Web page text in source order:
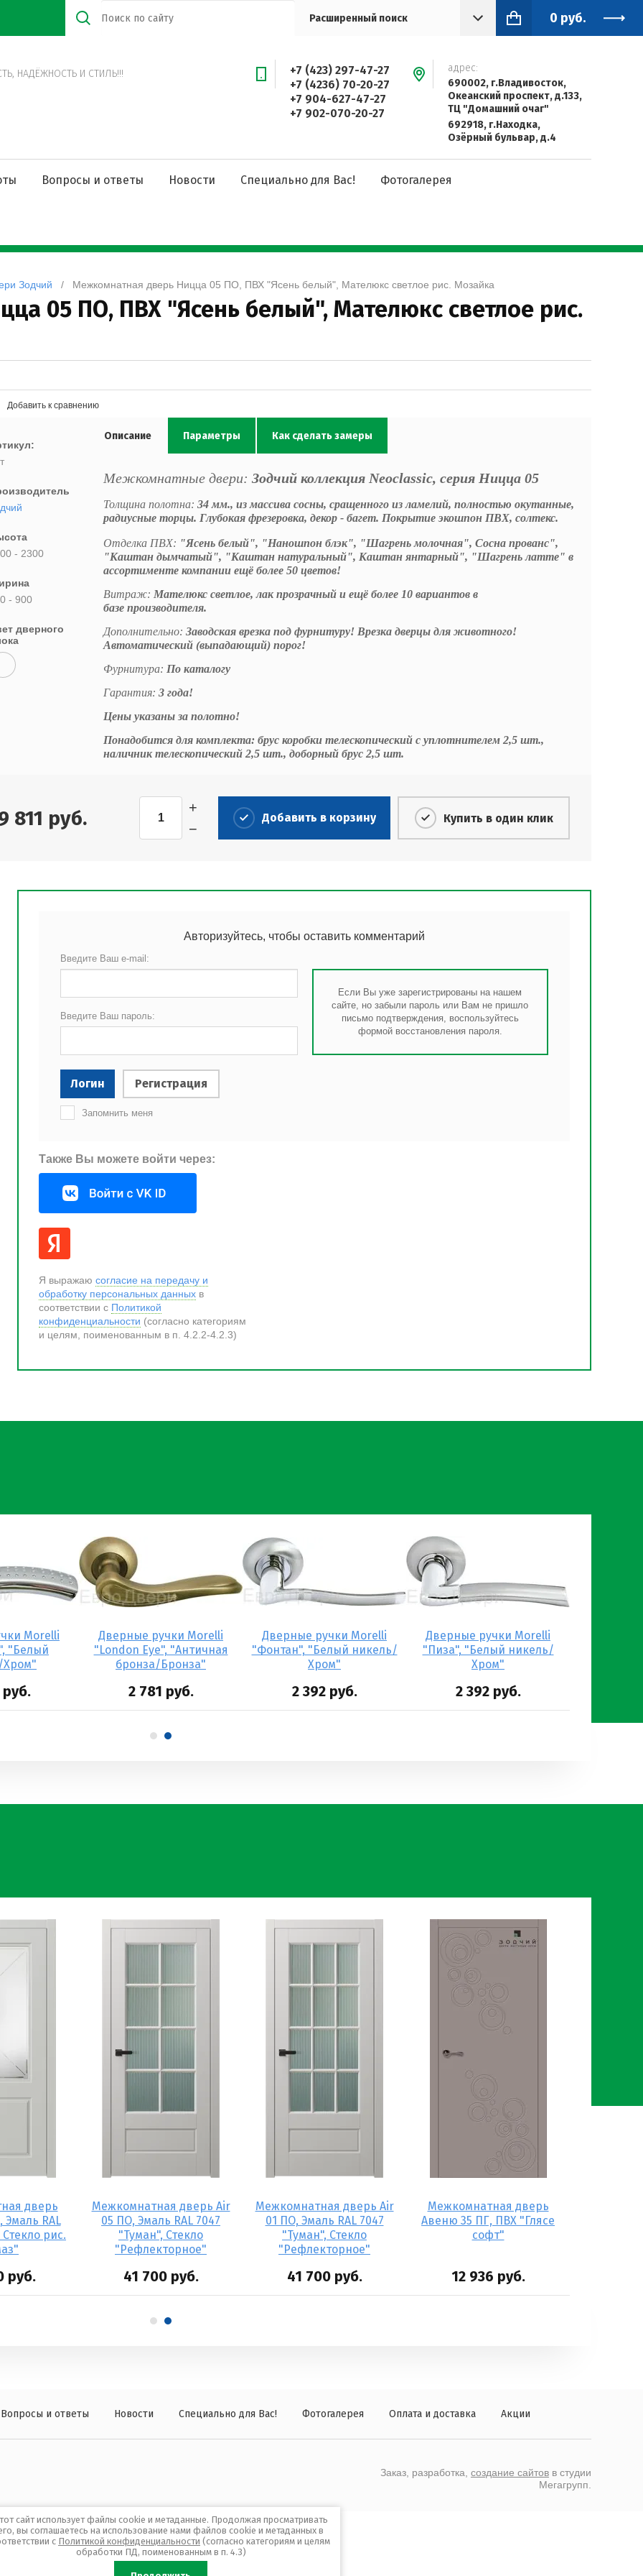
Расширенный поиск 0 руб.
НАДЁЖНОСТЬ И СТИЛЬ!!!
+7 (423) 297-47-27
+7 (4236) 70-20-27
+7 904-627-47-27
+7 902-070-20-27
адрес:
690002, г.Владивосток,
Океанский проспект, д.133,
ТЦ "Домашний очаг"
692918, г.Находка,
Озёрный бульвар, д.4
Вопросы и ответы Новости Специально для Вас! Фотогалерея
Зодчий
   /   Межкомнатная дверь Ницца 05 ПО, ПВХ "Ясень белый", Мателюкс светлое рис. Мозайка
05 ПО, ПВХ "Ясень белый", Мателюкс светлое рис.
Добавить к сравнению
- 2300
- 900
дверного
Описание Параметры Как сделать замеры
Межкомнатные двери: Зодчий коллекция Neoclassic, cерия Ницца 05
Толщина полотна: 34 мм., из массива сосны, сращенного из ламелий, полностью окутанные,
радиусные торцы. Глубокая фрезеровка, декор - багет. Покрытие экошпон ПВХ, солтекс.
Отделка ПВХ: "Ясень белый", "Наношпон блэк", "Шагрень молочная", Сосна прованс",
"Каштан дымчатый", "Каштан натуральный", Каштан янтарный", "Шагрень латте" в
ассортименте компании ещё более 50 цветов!
Витраж: Мателюкс светлое, лак прозрачный и ещё более 10 вариантов в
базе производителя.
Дополнительно: Заводская врезка под фурнитуру! Врезка дверцы для животного!
Автоматический (выпадающий) порог!
Фурнитура: По каталогу
Гарантия: 3 года!
Цены указаны за полотно!
Понадобится для комплекта: брус коробки телескопический с уплотнителем 2,5 шт.,
наличник телескопический 2,5 шт., доборный брус 2,5 шт.
811 руб. −
+
Добавить в корзину Купить в один клик
Авторизуйтесь, чтобы оставить комментарий
Если Вы уже зарегистрированы на нашем
сайте, но забыли пароль или Вам не пришло
письмо подтверждения, воспользуйтесь
формой восстановления пароля.
Введите Ваш e-mail:
Введите Ваш пароль:
Логин Регистрация
Запомнить меня
Также Вы можете войти через:
Я выражаю согласие на передачу и
обработку персональных данных в
соответствии с Политикой
конфиденциальности (согласно категориям
и целям, поименованным в п. 4.2.2-4.2.3)
Morelli
"Белый
Хром"
Дверные ручки Morelli
"London Eye", "Античная
бронза/Бронза"
2 781 руб.
Дверные ручки Morelli
"Фонтан", "Белый никель/
Хром"
2 392руб.
Дверные ручки Morelli
"Пиза", "Белый никель/
Хром"
2 392руб.
дверь
Эмаль RAL
рис.
руб.
Межкомнатная дверь Air
05 ПО, Эмаль RAL 7047
"Туман", Стекло
"Рефлекторное"
41 700руб.
Межкомнатная дверь Air
01 ПО, Эмаль RAL 7047
"Туман", Стекло
"Рефлекторное"
41 700руб.
Межкомнатная дверь
Авеню 35 ПГ, ПВХ "Глясе
софт"
12 936 руб.
Вопросы и ответы Новости Специально для Вас! Фотогалерея Оплата и доставка Акции
Заказ, разработка, создание сайтов в студии
Мегагрупп.
сайт использует файлы cookie и метаданные. Продолжая просматривать
вы соглашаетесь на использование нами файлов cookie и метаданных в
с Политикой конфиденциальности (согласно категориям и целям
обработки ПД, поименованным в п. 4.3)